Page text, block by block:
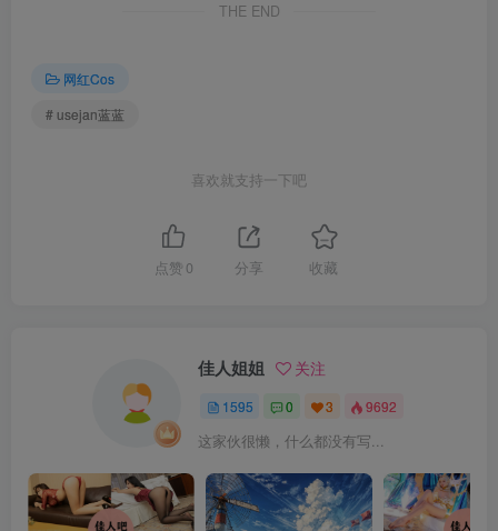
usejan蓝蓝 – NO.008 黑丝睡衣[30P-58.1M]
usejan蓝蓝 – NO.006 肉丝妹妹[55P+1V-113.8M]
usejan蓝蓝 – NO.004 薄纱睡衣[42P-76.4M]
usejan蓝蓝 – NO.003 粉色创可贴[33P-48M]
usejan蓝蓝 – NO.002 等风来[42P-85.3M]
THE END
网红Cos
# usejan蓝蓝
喜欢就支持一下吧
点赞 0 分享 收藏
佳人姐姐 关注
1595 0 3 9692
这家伙很懒，什么都没有写...